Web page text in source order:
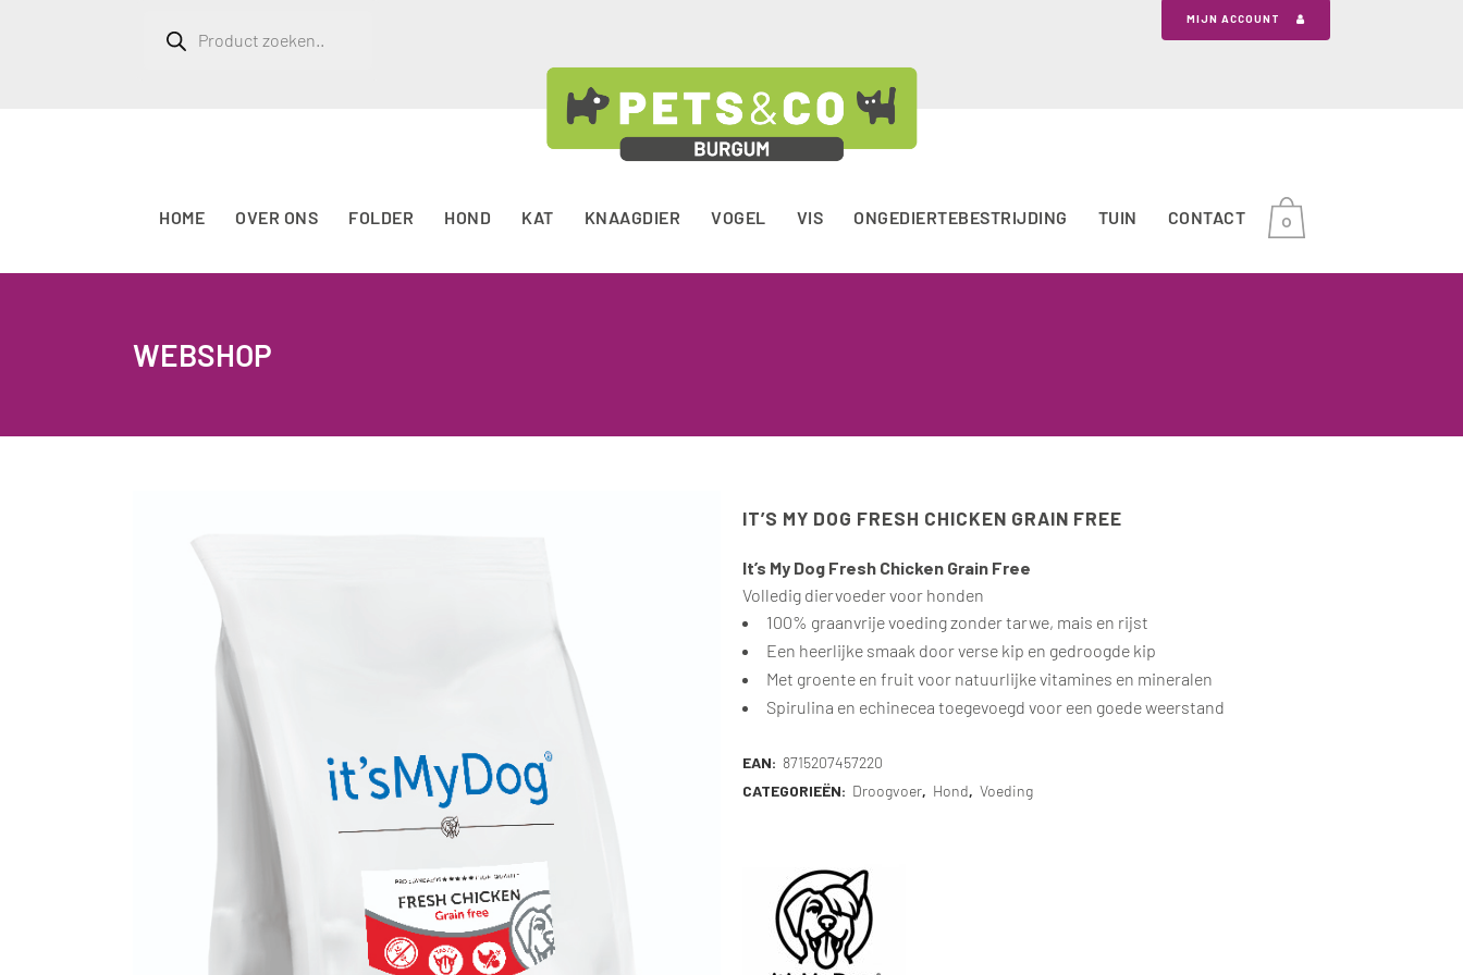
zoeken
MIJN ACCOUNT
HOME OVER ONS FOLDER HOND KAT KNAAGDIER VOGEL VIS ONGEDIERTEBESTRIJDING TUIN CONTACT 0
WEBSHOP
IT’S MY DOG FRESH CHICKEN GRAIN FREE
It’s My Dog Fresh Chicken Grain Free
Volledig diervoeder voor honden
100% graanvrije voeding zonder tarwe, mais en rijst
Een heerlijke smaak door verse kip en gedroogde kip
Met groente en fruit voor natuurlijke vitamines en mineralen
Spirulina en echinecea toegevoegd voor een goede weerstand
EAN: 8715207457220
CATEGORIEËN: Droogvoer, Hond, Voeding